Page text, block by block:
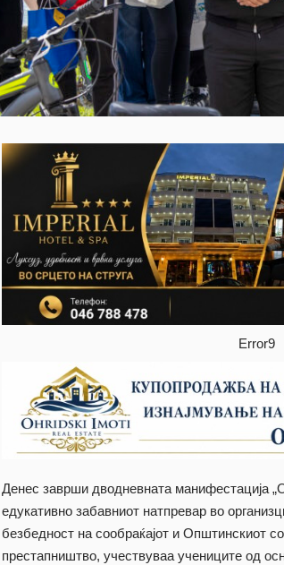
Error9
Денес заврши дводневната манифестација
едукативно забавниот натпревар во
безбедност на сообраќајот и Општинскиот
престапништво, учествуваа учениците од